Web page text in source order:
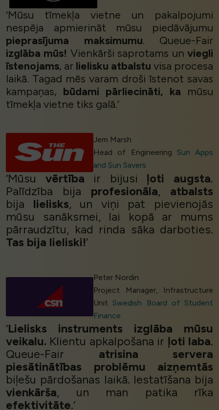
‘Mūsu tīmekļa vietne un pakalpojumi
nespēja apmierināt mūsu piedāvājumu
pieprasījuma maksimumu. Queue-Fair
izglāba mūs! Vienkārši saprotams unviegli
īstenojams, ar lielisku atbalstu visa procesa
laikā. Tagad mēs varam droši īstenot savas
kampaņas, būdami pārliecināti, ka mūsu
tīmekļa vietne tiks galā.’
Jem Marsh
Head of Engineering Sun Apps
and Sun Savers
‘Mūsu vērtība ir bijusi ļoti augsta.
Palīdzība bija profesionāla, atbalsts
bija lielisks, un viņi pat pievienojās
mūsu sanāksmei, lai kopā ar mums
pārraudzītu, kad rinda sāka darboties.
Tas bija lieliski!’
Peter Nordin
Project Manager, Infrastructure
Unit Swedish Board of Student
Finance
‘Lielisks instruments izglāba mūsu
veikalu. Klientu apkalpošana ir ļoti laba.
Queue-Fair atrisina servera
piesātinātības problēmu aizņemtās
biļešu pārdošanas laikā. Iestatīšana bija
vienkārša, un man patika rīka
efektivitāte.’